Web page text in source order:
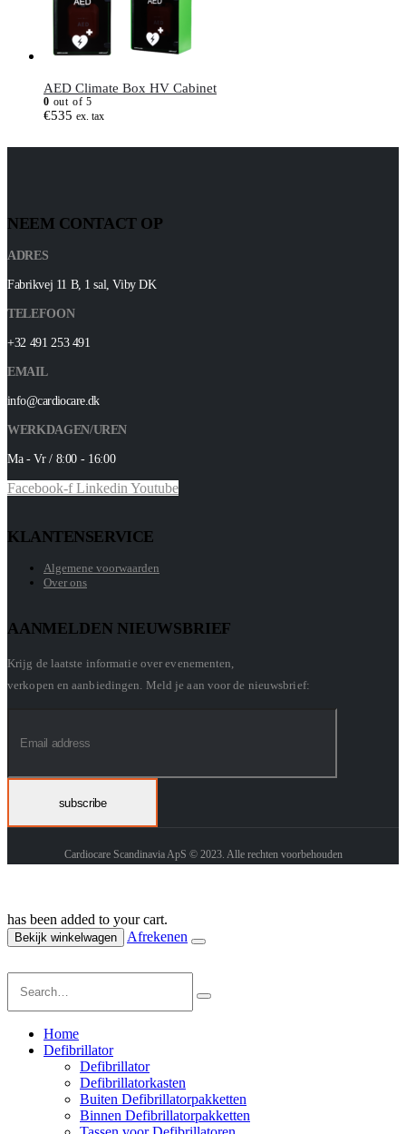
AED Climate Box HV Cabinet
0 out of 5
€535 ex. tax
NEEM CONTACT OP
ADRES
Fabrikvej 11 B, 1 sal, Viby DK
TELEFOON
+32 491 253 491
EMAIL
info@cardiocare.dk
WERKDAGEN/UREN
Ma - Vr / 8:00 - 16:00
Facebook-f Linkedin Youtube
KLANTENSERVICE
Algemene voorwaarden
Over ons
AANMELDEN NIEUWSBRIEF
Krijg de laatste informatie over evenementen,
verkopen en aanbiedingen. Meld je aan voor de nieuwsbrief:
Cardiocare Scandinavia ApS © 2023. Alle rechten voorbehouden
has been added to your cart.
Bekijk winkelwagen Afrekenen
Home
Defibrillator
Defibrillator
Defibrillatorkasten
Buiten Defibrillatorpakketten
Binnen Defibrillatorpakketten